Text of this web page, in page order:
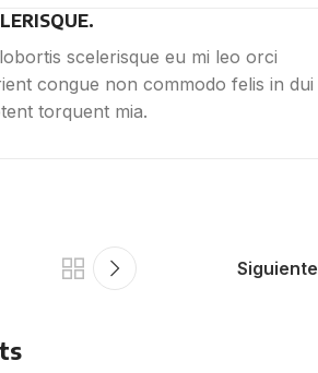
scelerisque eu mi leo orci
congue non commodo felis in dui
torquent mia.
Siguiente